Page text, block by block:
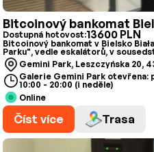
Bitcoinový bankomat
Dostupná hotovost:13600 PLN
Bitcoinový bankomat v Bielsko
Parku", vedle eskalátorů, v
Gemini Park, Leszczyńska 20,
Galerie Gemini Park otevřena:
10:00 - 20:00 (i neděle)
Online
Číst více Trasa